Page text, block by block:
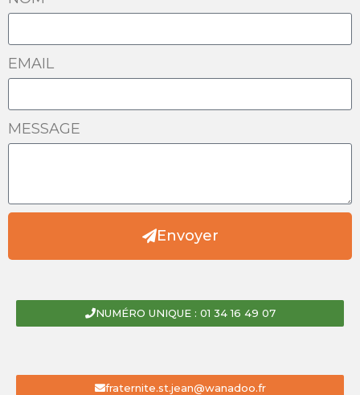
EMAIL
MESSAGE
Envoyer
NUMÉRO UNIQUE : 01 34 16 49 07
fraternite.st.jean@wanadoo.fr